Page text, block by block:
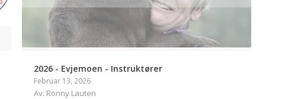
2026 - Evjemoen - Instruktører
Februar 13, 2026
Av: Ronny Lauten